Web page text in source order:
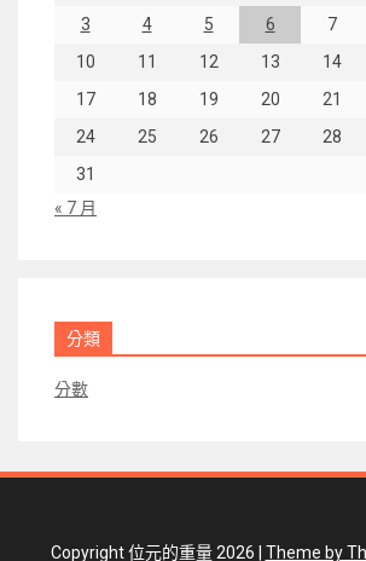
3
4 5 6 7
10
11 12 13 14
17
18 19 20 21
24
25 26 27 28
31
« 7 月
分類
分數
Copyright 位元的重量 2026 | Theme by